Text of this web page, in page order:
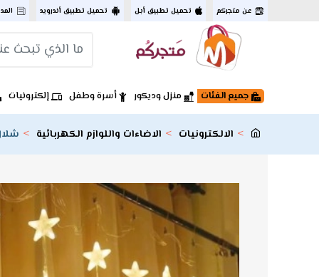
عن متجركم تحميل تطبيق أبل تحميل تطبيق أندرويد
جميع الفئات منزل وديكور أسرة وطفل إلكترونيات
الالكترونيات الاضاءات واللوازم الكهربائية